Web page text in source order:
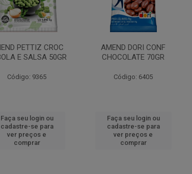
PETTIZ CROC
E SALSA 50GR
Código: 9365
Faça seu login ou
cadastre-se para
ver preços e
comprar
AMEND DORI CONF
CHOCOLATE 70GR
Código: 6405
Faça seu login ou
cadastre-se para
ver preços e
comprar